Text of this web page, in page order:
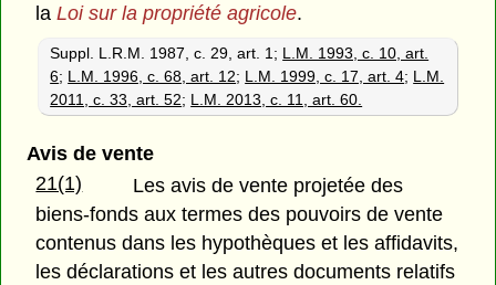
laLoi sur la propriété agricole.
Suppl. L.R.M. 1987, c. 29, art. 1; L.M. 1993, c. 10, art.
6; L.M. 1996, c. 68, art. 12; L.M. 1999, c. 17, art. 4; L.M.
2011, c. 33, art. 52; L.M. 2013, c. 11, art. 60.
Avis de vente
21(1)
Les avis de vente projetée des
biens-fonds aux termes des pouvoirs de vente
contenus dans les hypothèques et les affidavits,
les déclarations et les autres documents relatifs